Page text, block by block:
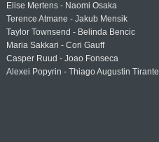
Elise Mertens - Naomi Osaka
Terence Atmane - Jakub Mensik
Taylor Townsend - Belinda Bencic
Maria Sakkari - Cori Gauff
Casper Ruud - Joao Fonseca
Alexei Popyrin - Thiago Augustin Tirante